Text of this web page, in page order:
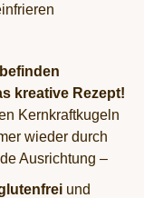
kreative Rezept!
Kernkraftkugeln
wieder durch
Ausrichtung –
und